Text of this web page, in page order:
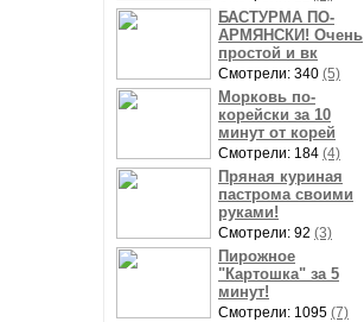
БАСТУРМА ПО-
АРМЯНСКИ! Очень
простой и вк
Смотрели: 340 (5)
Морковь по-
корейски за 10
минут от корей
Смотрели: 184 (4)
Пряная куриная
пастрома своими
руками!
Смотрели: 92 (3)
Пирожное
"Картошка" за 5
минут!
Смотрели: 1095 (7)